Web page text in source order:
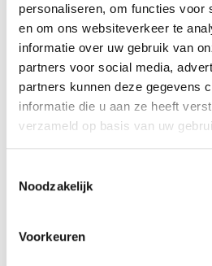
personaliseren, om functies voor
en om ons websiteverkeer te
informatie over uw gebruik van
partners voor social media,
partners kunnen deze gegevens
informatie die u aan ze heeft
verzameld op basis van uw
Noodzakelijk
Voorkeuren
4.492,-
Op voorraad: .
Bekijk de reviews
Hoogstaande officieel ECB-S
inbraakwerende kluis in de klasse
brandwering voor papier)....